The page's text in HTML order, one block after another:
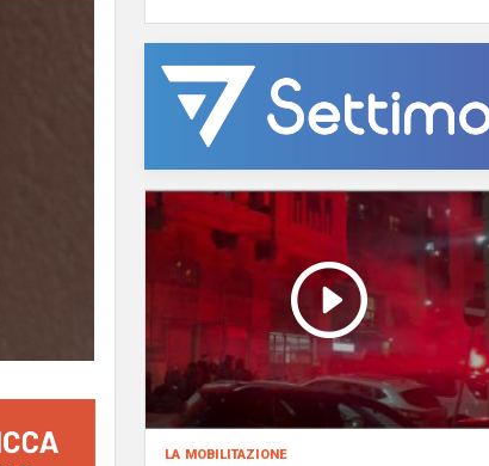
la mobilitazione